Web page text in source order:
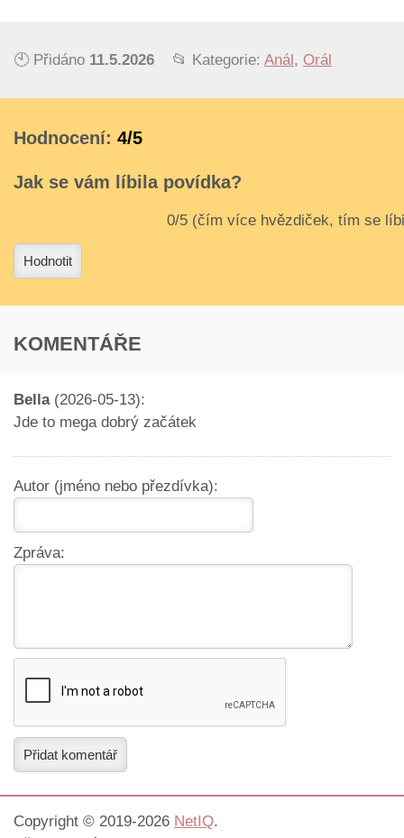
🕙 Přidáno 11.5.2026 📂 Kategorie: Anál , Orál
Hodnocení: 4/5
Jak se vám líbila povídka?
Hodnotit
KOMENTÁŘE
Bella(2026-05-13):
Jde to mega dobrý začátek
Autor (jméno nebo přezdívka):
Zpráva:
Přidat komentář
Copyright © 2019-2026 NetIQ.